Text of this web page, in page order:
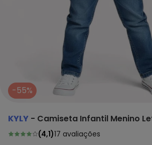
-55%
KYLY - Camiseta Infantil Menino
(4,1)17 avaliações